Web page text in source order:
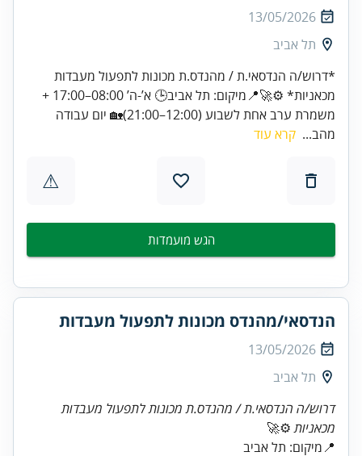
13/05/2026
תל אביב
*דרוש/ה הנדסאי.ת / מהנדס.ת מכונות לתפעול מעבדות
מכאניות* ⚙️🚀📍מיקום: תל אביב🕒 א’-ה’ 08:00–17:00 +
משמרת ערב אחת לשבוע (12:00–21:00)🏡 יום עבודה
מהב... קרא עוד
⚠
הגש מועמדות
הנדסאי/מהנדס מכונות לתפעול מעבדות
13/05/2026
תל אביב
דרוש/ה הנדסאי.ת / מהנדס.ת מכונות לתפעול מעבדות
מכאניות⚙️🚀